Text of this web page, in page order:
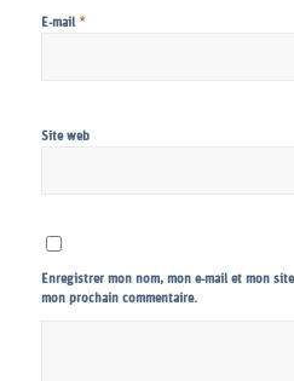
E-mail *
Site web
Enregistrer mon nom, mon e-mail et mon
mon prochain commentaire.